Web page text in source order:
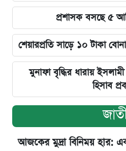
প্রশাসক বসছে ৫
শেয়ারপ্রতি সাড়ে ১০ টাকা
মুনাফা বৃদ্ধির ধারায়
হিসাব
আজকের মুদ্রা বিনিময় হার: